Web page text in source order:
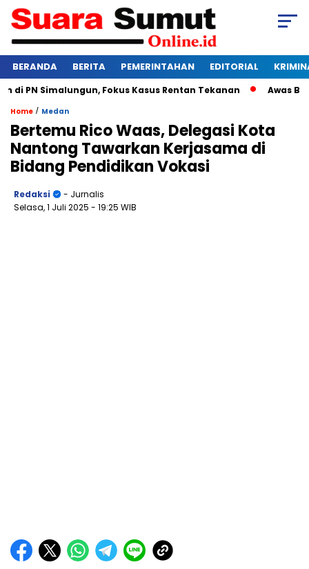
BERANDA BERITA PEMERINTAHAN EDITORIAL
Simalungun, Fokus Kasus Rentan Tekanan Awas
Home / Medan
Bertemu Rico Waas, Delegasi Kota
Nantong Tawarkan Kerjasama di
Bidang Pendidikan Vokasi
Redaksi
- Jurnalis
Selasa, 1 Juli 2025 - 19:25 WIB